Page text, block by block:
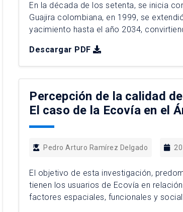
En la década de los setenta, se inicia
Guajira colombiana, en 1999, se
yacimiento hasta el año 2034,
Descargar PDF
Percepción de la calidad
El caso de la Ecovía en el
Pedro Arturo Ramírez Delgado
El objetivo de esta investigación,
tienen los usuarios de Ecovía en
factores espaciales, funcionales y